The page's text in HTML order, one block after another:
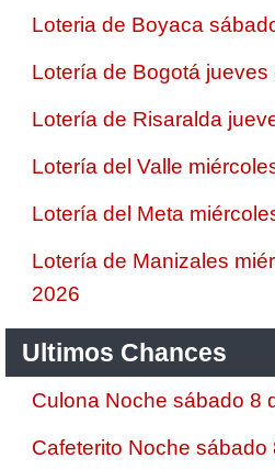
Loteria de Boyaca
Lotería de Bogotá
Lotería de Risaralda
Lotería del Valle
Lotería del Meta
Lotería de Manizales
2026
Ultimos Chances
Culona Noche sábado 8
Cafeterito Noche